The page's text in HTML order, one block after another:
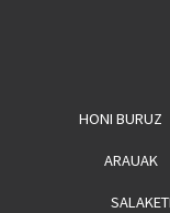
HONI BURUZ
ARAUAK